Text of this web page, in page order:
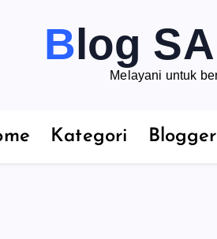
Blog
Melayani untuk
Kategori Blogger